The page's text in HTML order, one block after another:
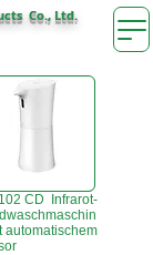
Co., Ltd.
CD Infrarot-
automatischem